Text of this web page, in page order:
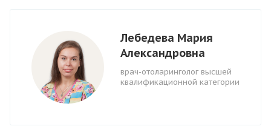
Лебедева Мария
Александровна
врач-отоларинголог высшей
квалификационной категории